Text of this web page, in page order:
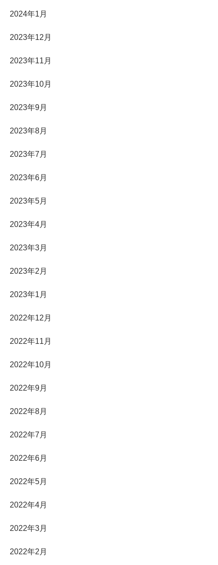
2024年1月
2023年12月
2023年11月
2023年10月
2023年9月
2023年8月
2023年7月
2023年6月
2023年5月
2023年4月
2023年3月
2023年2月
2023年1月
2022年12月
2022年11月
2022年10月
2022年9月
2022年8月
2022年7月
2022年6月
2022年5月
2022年4月
2022年3月
2022年2月